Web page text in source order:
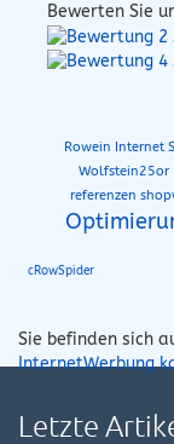
Bewerten Sie
Rowein Internet
Wolfstein25or
referenzen
cRowSpider
Sie befinden sich
InternetWerbung
Letzte